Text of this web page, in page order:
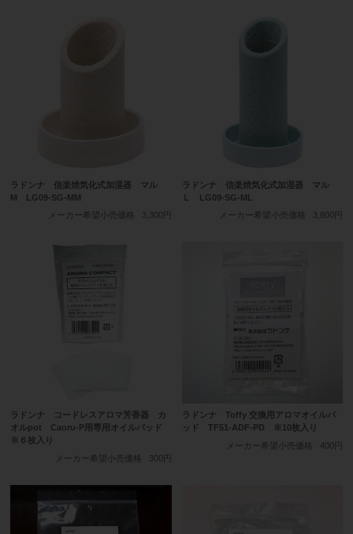
ラドンナ 信楽焼気化式加湿器 マル
M LG09-SG-MM
メーカー希望小売価格
3,300円
ラドンナ 信楽焼気化式加湿器 マル
Ｌ LG09-SG-ML
メーカー希望小売価格
3,800円
ラドンナ コードレスアロマ芳香器 カ
オルpot Caoru-P用専用オイルパッド
※６枚入り
メーカー希望小売価格
300円
ラドンナ Toffy 交換用アロマオイルパ
ッド TF51-ADF-PD ※10枚入り
メーカー希望小売価格
400円